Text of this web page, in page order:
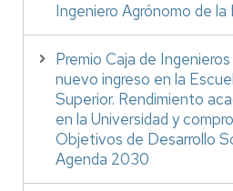
Ingeniero Agrónomo de la
Premio Caja de
nuevo ingreso en la
Superior. Rendimiento
en la Universidad y
Objetivos de Desarrollo
Agenda 2030